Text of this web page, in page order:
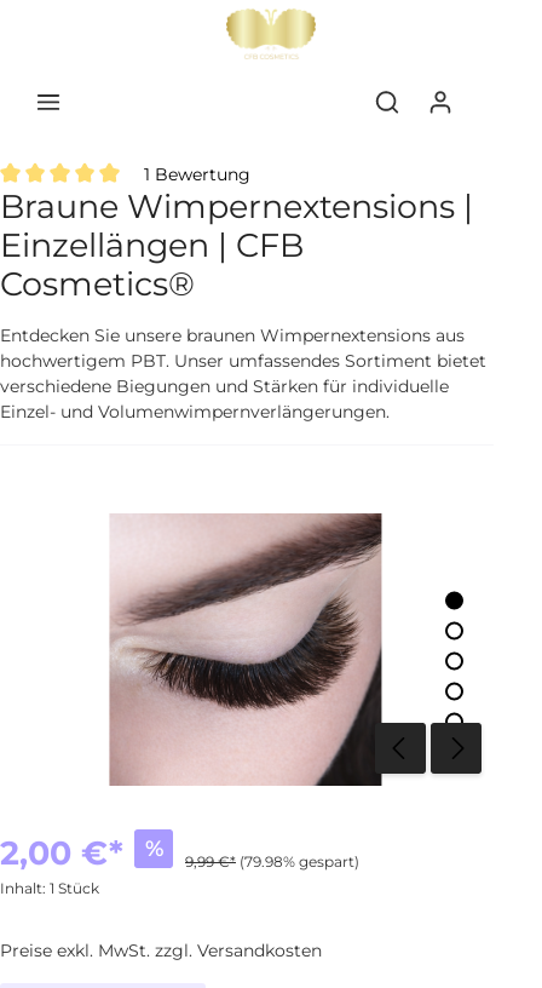
Durchschnittliche Bewertung von 5 von 5 Sternen
1 Bewertung
Braune Wimpernextensions |
Einzellängen | CFB
Cosmetics®
Entdecken Sie unsere braunen Wimpernextensions aus
hochwertigem PBT. Unser umfassendes Sortiment bietet
verschiedene Biegungen und Stärken für individuelle
Einzel- und Volumenwimpernverlängerungen.
2,00 €* % 9,99 €* (79.98% gespart)
Inhalt: 1 Stück
Preise exkl. MwSt. zzgl. Versandkosten